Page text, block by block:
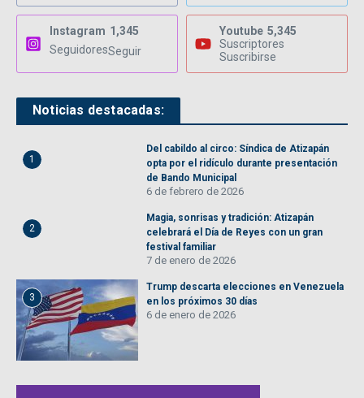
Instagram 1,345
SeguidoresSeguir
Youtube 5,345
Suscriptores
Suscribirse
Noticias destacadas:
1
Del cabildo al circo: Síndica de Atizapán
opta por el ridículo durante presentación
de Bando Municipal
6 de febrero de 2026
2
Magia, sonrisas y tradición: Atizapán
celebrará el Día de Reyes con un gran
festival familiar
7 de enero de 2026
3
Trump descarta elecciones en Venezuela
en los próximos 30 días
6 de enero de 2026